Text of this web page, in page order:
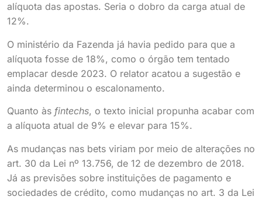
alíquota das apostas. Seria o dobro da carga atual de
12%.
O ministério da Fazenda já havia pedido para que a
alíquota fosse de 18%, como o órgão tem tentado
emplacar desde 2023. O relator acatou a sugestão e
ainda determinou o escalonamento.
Quanto às fintechs, o texto inicial propunha acabar com
a alíquota atual de 9% e elevar para 15%.
As mudanças nas bets viriam por meio de alterações no
art. 30 da Lei nº 13.756, de 12 de dezembro de 2018.
Já as previsões sobre instituições de pagamento e
sociedades de crédito, como mudanças no art. 3 da Lei